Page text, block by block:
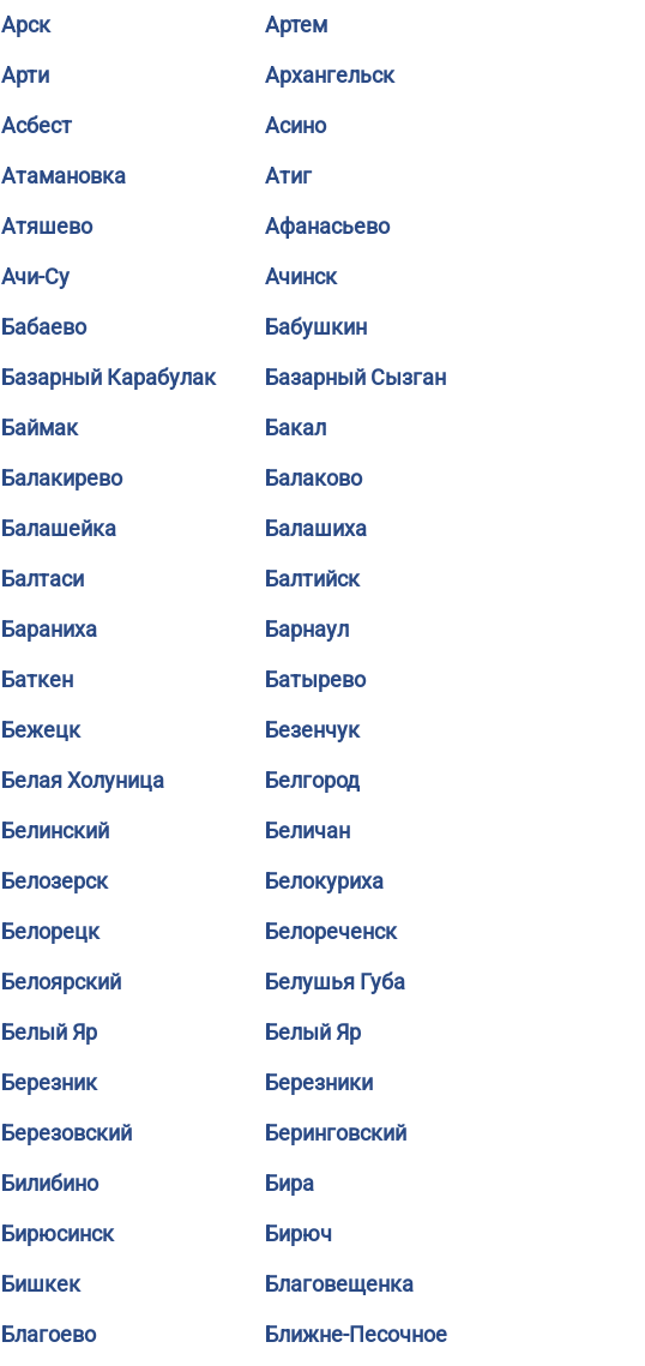
Арск
Артем
Арти
Архангельск
Асбест
Асино
Атамановка
Атиг
Атяшево
Афанасьево
Ачи-Су
Ачинск
Бабаево
Бабушкин
Базарный Карабулак
Базарный Сызган
Баймак
Бакал
Балакирево
Балаково
Балашейка
Балашиха
Балтаси
Балтийск
Бараниха
Барнаул
Баткен
Батырево
Бежецк
Безенчук
Белая Холуница
Белгород
Белинский
Беличан
Белозерск
Белокуриха
Белорецк
Белореченск
Белоярский
Белушья Губа
Белый Яр
Белый Яр
Березник
Березники
Березовский
Беринговский
Билибино
Бира
Бирюсинск
Бирюч
Бишкек
Благовещенка
Благоево
Ближне-Песочное